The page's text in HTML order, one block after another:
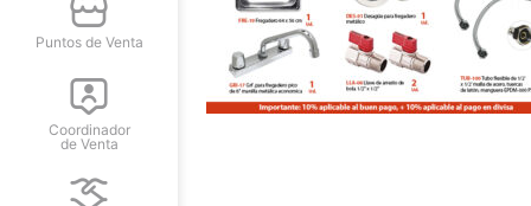
Puntos de Venta
Coordinador
de Venta